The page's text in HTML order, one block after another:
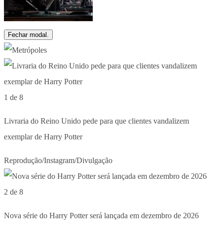
Fechar modal.
1 de 8
Livraria do Reino Unido pede para que clientes vandalizem
exemplar de Harry Potter
Reprodução/Instagram/Divulgação
2 de 8
Nova série do Harry Potter será lançada em dezembro de 2026